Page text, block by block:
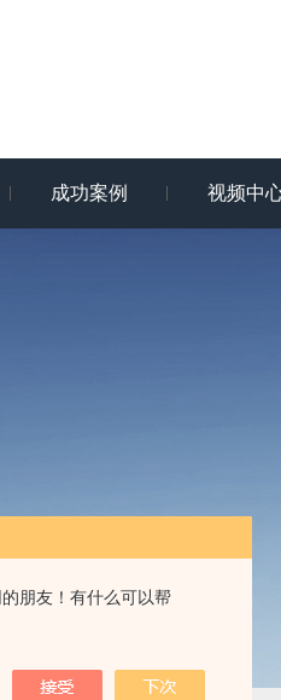
朋友！有什么可以帮
成功案例 视频中